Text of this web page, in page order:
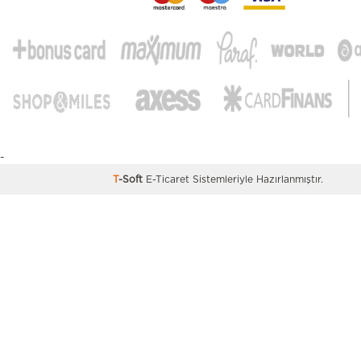
Hemington'ın blazer erkek ceket koleksiyonu, stiline
gösteren erkekler için tasarlandı. Her ortama uyum
ve kombinlerinize sofistike bir dokunuş katan bu
parçalar, zarafet ve konforu bir arada sunar. Siz
-
T-Soft E-TicaretSistemleriyle Hazırlanmıştır.